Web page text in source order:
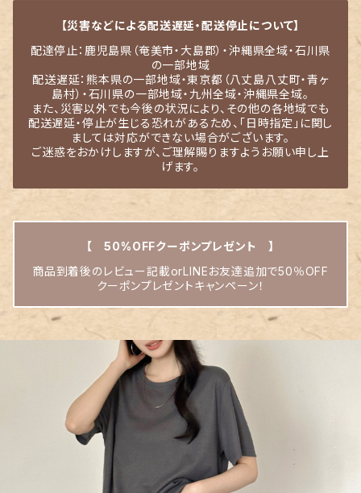
【災害などによる配送遅延・配送停止について】
配達停止：鹿児島県（奄美市・大島郡）・沖縄県全域・石川県
の一部地域
配送遅延：熊本県の一部地域・東京都（八丈島八丈町・青ヶ
島村）・石川県の一部地域・九州全域・沖縄県全域。
また、災害以外でも今後の状況により、その他の各地域でも
配送遅延・停止が生じる恐れがあるため、「日時指定」に関し
ましては対応ができない場合がございます。
ご迷惑をおかけしますが、ご理解賜りますようお願い申し上
げます。
【 50%OFFクーポンプレゼント 】
商品到着後のレビュー記載orLINEお友達追加で50％OFF
クーポンプレゼントキャンペーン！